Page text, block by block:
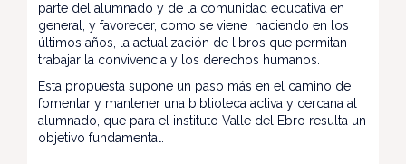
parte del alumnado y de la comunidad educativa en
general, y favorecer, como se viene haciendo en los
últimos años, la actualización de libros que permitan
trabajar la convivencia y los derechos humanos.
Esta propuesta supone un paso más en el camino de
fomentar y mantener una biblioteca activa y cercana al
alumnado, que para el instituto Valle del Ebro resulta un
objetivo fundamental.